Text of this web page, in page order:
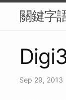
關鍵字
Sep 29, 2013